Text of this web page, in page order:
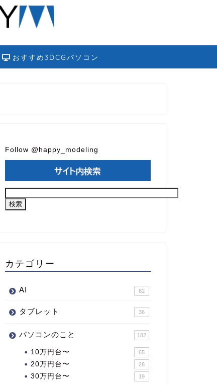
おすすめ3DCGパソコン
Follow @happy_modeling
カテゴリー
AI 82
タブレット 36
パソコンのこと 182
10万円台〜 65
20万円台〜 28
30万円台〜 19